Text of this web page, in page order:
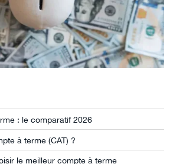
: le comparatif 2026
à terme (CAT) ?
le meilleur compte à terme